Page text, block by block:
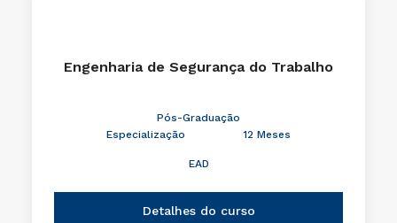
Engenharia de Segurança do Trabalho
Pós-Graduação
Especialização
12 Meses
EAD
Detalhes do curso